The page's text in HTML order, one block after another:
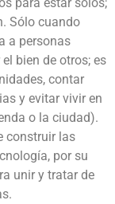
Sólo cuando
a personas
bien de otros; es
contar
y evitar vivir en
o la ciudad).
construir las
por su
unir y tratar de